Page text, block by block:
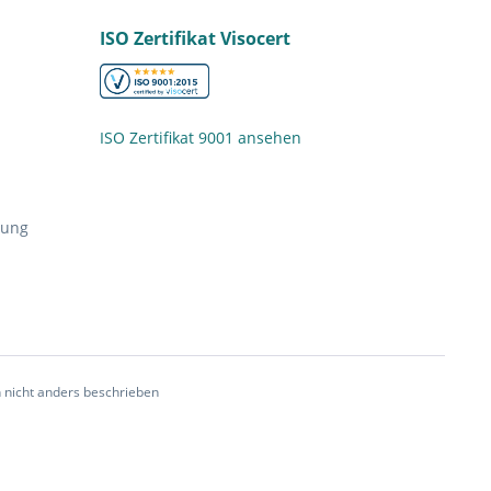
ISO Zertifikat Visocert
ISO Zertifikat 9001 ansehen
anders beschrieben